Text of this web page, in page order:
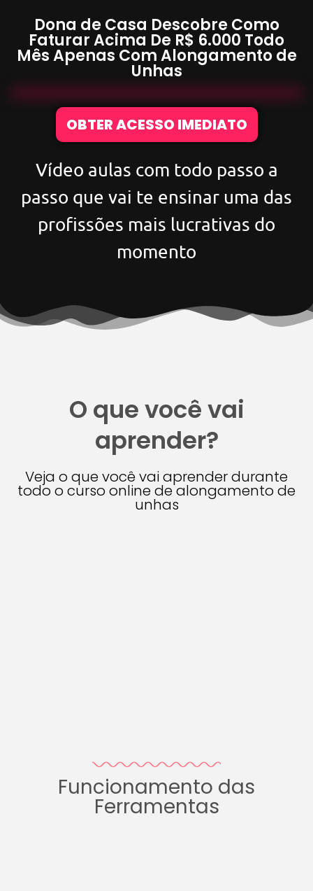
Dona de Casa Descobre Como
Faturar Acima De R$ 6.000 Todo
Mês Apenas ComAlongamento de
Unhas
OBTER ACESSO IMEDIATO
Vídeo aulas com todo passo a
passo que vai te ensinar uma das
profissões mais lucrativas do
momento
O que você vai
aprender?
Veja o que você vai aprender durante
todo o curso online de alongamento de
unhas
Funcionamento das
Ferramentas